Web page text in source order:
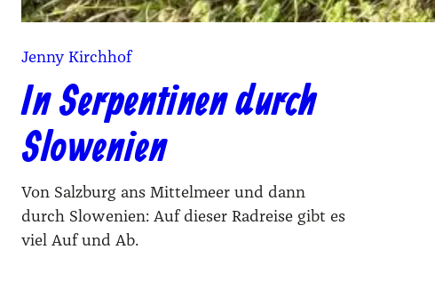
Jenny Kirchhof
In Serpentinen durch
Slowenien
Von Salzburg ans Mittelmeer und dann
durch Slowenien: Auf dieser Radreise gibt es
viel Auf und Ab.